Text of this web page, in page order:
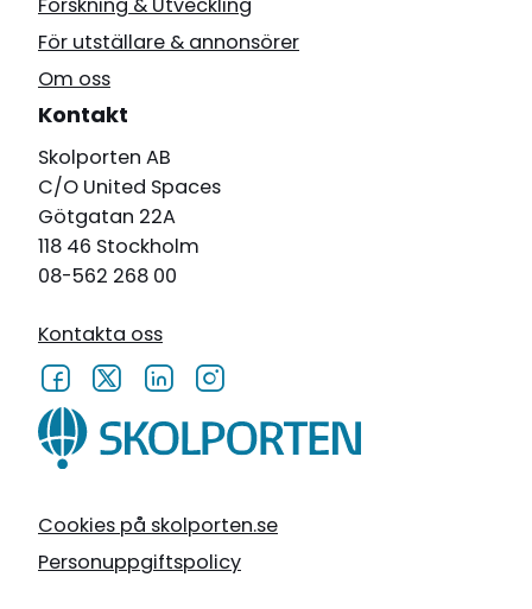
Cookies på skolporten.se
Personuppgiftspolicy
För utställare & annonsörer
Om oss
Kontakt
Skolporten AB
C/O United Spaces
Götgatan 22A
118 46 Stockholm
08-562 268 00
Kontakta oss